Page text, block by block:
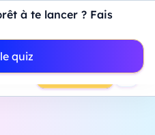
à te lancer ? Fais
quiz
votre premier
Août
18h00
Entreprises
Prendre RDV